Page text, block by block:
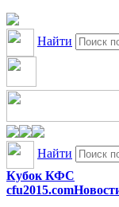
Найти
Найти
Кубок КФС
cfu2015.com